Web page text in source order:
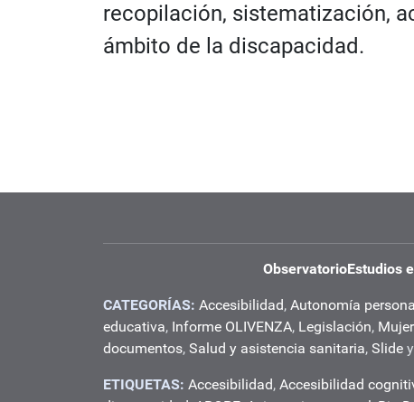
recopilación, sistematización,
ámbito de la discapacidad.
ObservatorioEstudios
CATEGORÍAS: Accesibilidad, Autonomía
educativa, Informe OLIVENZA, Legislación,
documentos, Salud y asistencia sanitaria, Slide y
ETIQUETAS: Accesibilidad, Accesibilidad